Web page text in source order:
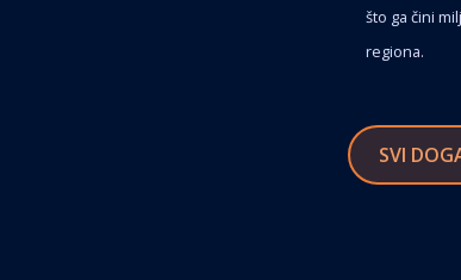
što ga čini
regiona.
SVI